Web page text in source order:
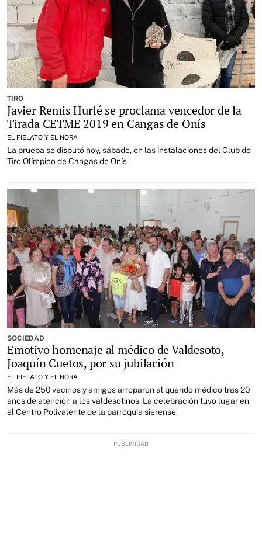
TIRO
Javier Remis Hurlé se proclama vencedor de la
Tirada CETME 2019 en Cangas de Onís
EL FIELATO Y EL NORA
La prueba se disputó hoy, sábado, en las instalaciones del Club de
Tiro Olímpico de Cangas de Onís
SOCIEDAD
Emotivo homenaje al médico de Valdesoto,
Joaquín Cuetos, por su jubilación
EL FIELATO Y EL NORA
Más de 250 vecinos y amigos arroparon al querido médico tras 20
años de atención a los valdesotinos. La celebración tuvo lugar en
el Centro Polivalente de la parroquia sierense.